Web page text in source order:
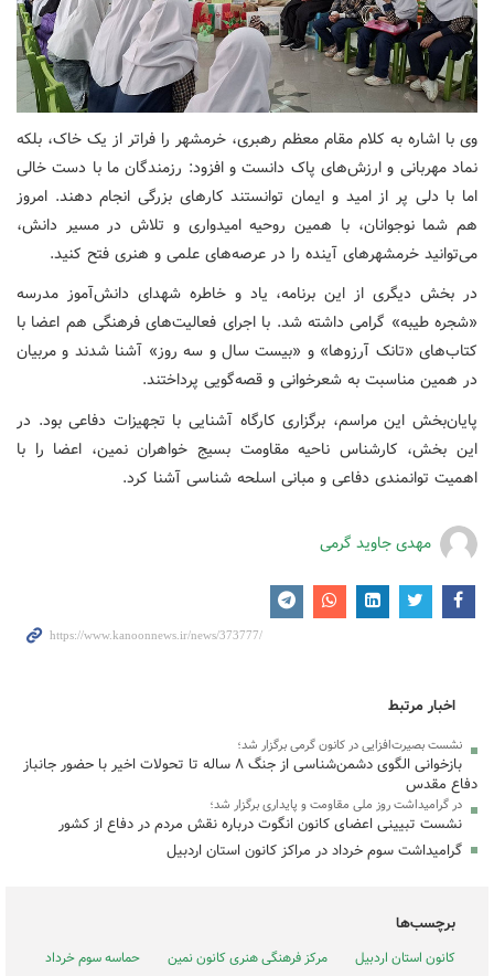
وی با اشاره به کلام مقام معظم رهبری، خرمشهر را فراتر از یک خاک، بلکه
نماد مهربانی و ارزش‌های پاک دانست و افزود: رزمندگان ما با دست خالی
اما با دلی پر از امید و ایمان توانستند کارهای بزرگی انجام دهند. امروز
هم شما نوجوانان، با همین روحیه امیدواری و تلاش در مسیر دانش،
می‌توانید خرمشهرهای آینده را در عرصه‌های علمی و هنری فتح کنید.
در بخش دیگری از این برنامه، یاد و خاطره شهدای دانش‌آموز مدرسه
«شجره طیبه» گرامی داشته شد. با اجرای فعالیت‌های فرهنگی هم اعضا با
کتاب‌های «تانک آرزوها» و «بیست سال و سه روز» آشنا شدند و مربیان
در همین مناسبت به شعرخوانی و قصه‌گویی پرداختند.
پایان‌بخش این مراسم، برگزاری کارگاه آشنایی با تجهیزات دفاعی بود. در
این بخش، کارشناس ناحیه مقاومت بسیج خواهران نمین، اعضا را با
اهمیت توانمندی دفاعی و مبانی اسلحه ‌شناسی آشنا کرد.
مهدی جاوید گرمی
اخبار مرتبط
نشست بصیرت‌افزایی در کانون گرمی برگزار شد؛
بازخوانی الگوی دشمن‌شناسی از جنگ ۸ ساله تا تحولات اخیر با حضور جانباز
دفاع مقدس
در گرامیداشت روز ملی مقاومت و پایداری برگزار شد؛
نشست تبیینی اعضای کانون انگوت درباره نقش مردم در دفاع از کشور
گرامیداشت سوم خرداد در مراکز کانون استان اردبیل
برچسب‌ها
کانون استان اردبیل مرکز فرهنگی هنری کانون نمین
حماسه سوم خرداد